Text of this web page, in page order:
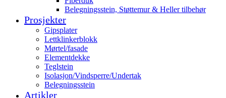
Belegningsstein, Støttemur & Heller tilbehør
Prosjekter
Gipsplater
Lettklinkerblokk
Mørtel/fasade
Elementdekke
Teglstein
Isolasjon/Vindsperre/Undertak
Belegningsstein
Artikler